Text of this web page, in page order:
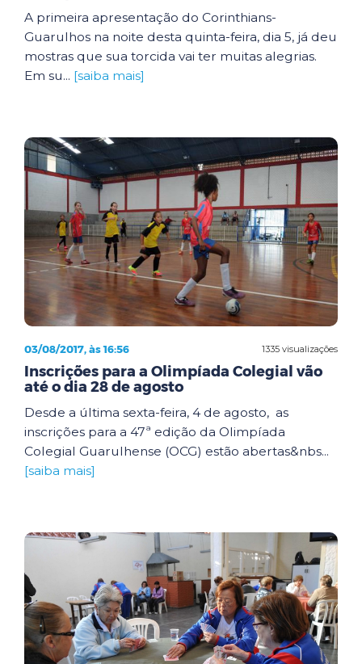
A primeira apresentação do Corinthians-
Guarulhos na noite desta quinta-feira, dia 5, já deu
mostras que sua torcida vai ter muitas alegrias.
Em su... [saiba mais]
1335 visualizações
03/08/2017, às 16:56
Inscrições para a Olimpíada Colegial vão
até o dia 28 de agosto
Desde a última sexta-feira, 4 de agosto, as
inscrições para a 47ª edição da Olimpíada
Colegial Guarulhense (OCG) estão abertas&nbs...
[saiba mais]